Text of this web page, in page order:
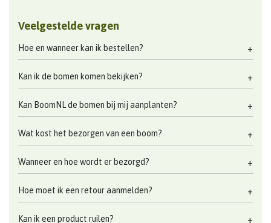
Veelgestelde vragen
Hoe en wanneer kan ik bestellen?
Kan ik de bomen komen bekijken?
Kan BoomNL de bomen bij mij aanplanten?
Wat kost het bezorgen van een boom?
Wanneer en hoe wordt er bezorgd?
Hoe moet ik een retour aanmelden?
Kan ik een product ruilen?